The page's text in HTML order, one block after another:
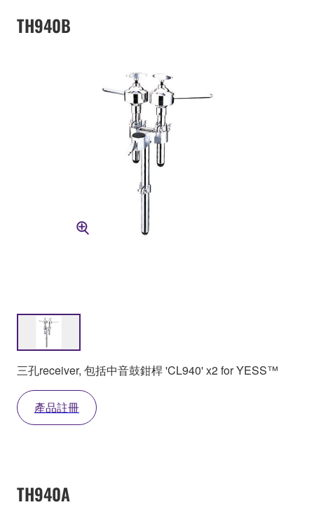
TH940B
三孔receiver, 包括中音鼓鉗桿 'CL940' x2 for YESS™
產品註冊
TH940A